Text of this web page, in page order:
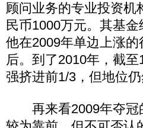
顾问业务的专业投资机
民币1000万元。其基
他在2009年单边上涨
后。到了2010年，截
强挤进前1/3，但地位
再来看2009年夺冠